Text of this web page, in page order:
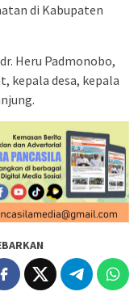
di Kabupaten
Heru Padmonobo,
kepala desa, kepala